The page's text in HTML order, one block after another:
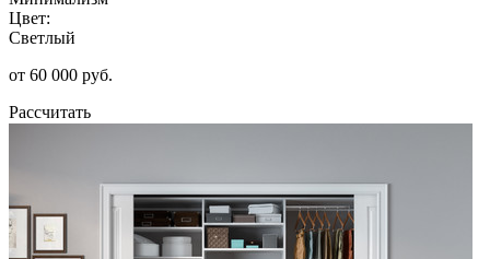
Цвет:
Светлый
от 60 000 руб.
Рассчитать